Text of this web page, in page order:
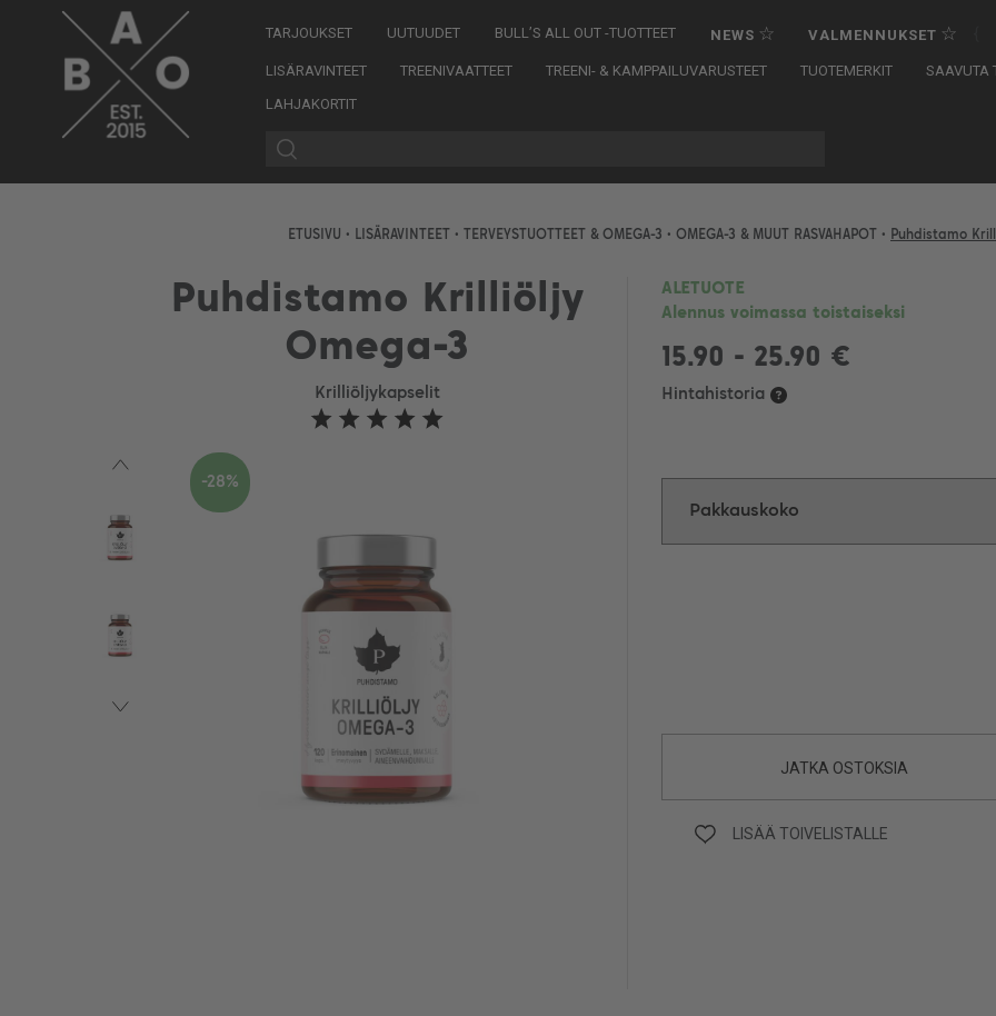
TARJOUKSET UUTUUDET BULL’S ALL OUT -TUOTTEET NEWS ☆ VALMENNUKSET ☆
LISÄRAVINTEET TREENIVAATTEET TREENI- & KAMPPAILUVARUSTEET TUOTEMERKIT
SAAVUTA
LAHJAKORTIT
ETUSIVU • LISÄRAVINTEET • TERVEYSTUOTTEET & OMEGA-3 • OMEGA-3 & MUUT RASVAHAPOT • Puhdistamo
Puhdistamo Krilliöljy
Omega-3
Krilliöljykapselit
-28%
ALETUOTE
Alennus voimassa toistaiseksi
15.90 - 25.90 €
Hintahistoria
JATKA OSTOKSIA
LISÄÄ TOIVELISTALLE